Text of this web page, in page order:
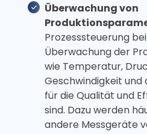
Überwachung von
Prozesssteuerung
Überwachung der
wie Temperatur,
Geschwindigkeit und
für die Qualität und
sind. Dazu werden
andere Messgeräte